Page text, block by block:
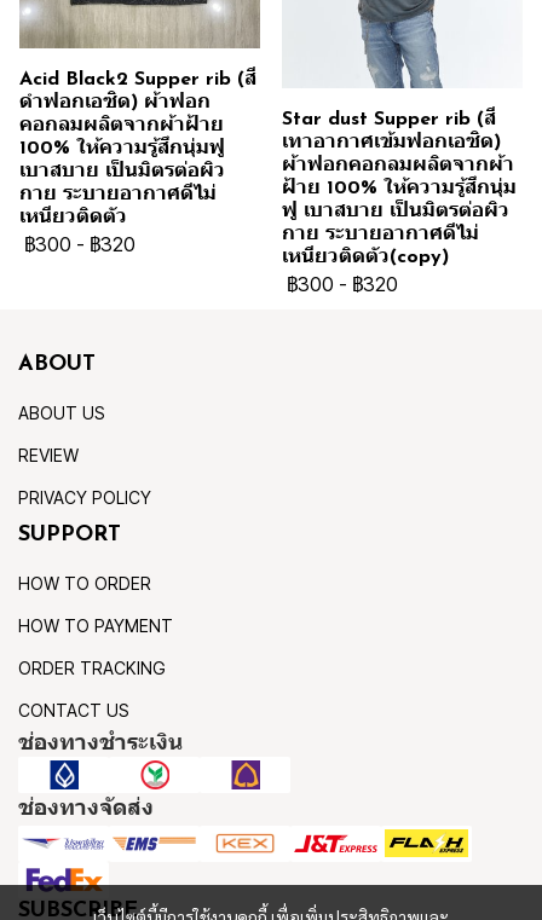
Acid Black2 Supper rib (สี
ดำฟอกเอซิด) ผ้าฟอก
คอกลมผลิตจากผ้าฝ้าย
100% ให้ความรู้สึกนุ่มฟู
เบาสบาย เป็นมิตรต่อผิว
กาย ระบายอากาศดีไม่
เหนียวติดตัว
฿300 - ฿320
Star dust Supper rib (สี
เทาอากาศเข้มฟอกเอซิด)
ผ้าฟอกคอกลมผลิตจากผ้า
ฝ้าย 100% ให้ความรู้สึกนุ่ม
ฟู เบาสบาย เป็นมิตรต่อผิว
กาย ระบายอากาศดีไม่
เหนียวติดตัว(copy)
฿300 - ฿320
ABOUT
ABOUT US
REVIEW
PRIVACY POLICY
SUPPORT
HOW TO ORDER
HOW TO PAYMENT
ORDER TRACKING
CONTACT US
ช่องทางชำระเงิน
ช่องทางจัดส่ง
SUBSCRIBE